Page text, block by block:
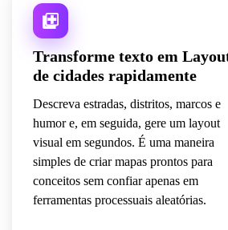
Transforme texto em
de cidades rapidamente
Descreva estradas, distritos, marcos e
humor e, em seguida, gere um layout
visual em segundos. É uma maneira
simples de criar mapas prontos para
conceitos sem confiar apenas em
ferramentas processuais aleatórias.